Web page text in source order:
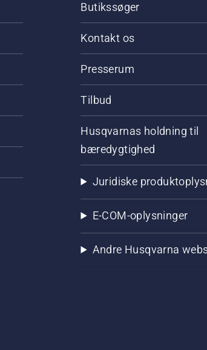
Butikssøger
Kontakt os
Presserum
Tilbud
Husqvarnas holdning til
bæredygtighed
Juridiske
E-COM-oplysninger
Andre Husqvarna